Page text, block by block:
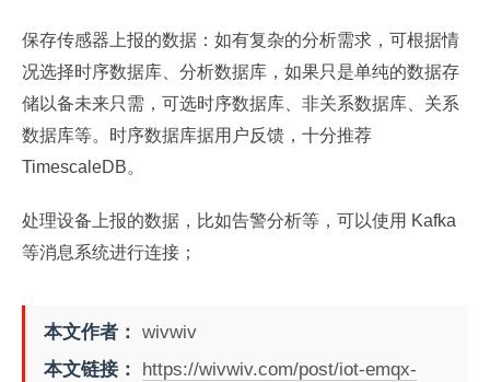
保存传感器上报的数据：如有复杂的分析需求，可根据情
况选择时序数据库、分析数据库，如果只是单纯的数据存
储以备未来只需，可选时序数据库、非关系数据库、关系
数据库等。时序数据库据用户反馈，十分推荐
TimescaleDB。
处理设备上报的数据，比如告警分析等，可以使用 Kafka
等消息系统进行连接；
本文作者： wivwiv
本文链接：
https://wivwiv.com/post/iot-emqx-